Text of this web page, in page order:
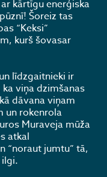
kārtīgu enerģiska
Šoreiz tas
“Keksi”
kurš šovasar
līdzgaitnieki ir
viņa dzimšanas
dāvana viņam
un rokenrola
Muraveja mūža
atkal
“noraut jumtu” tā,